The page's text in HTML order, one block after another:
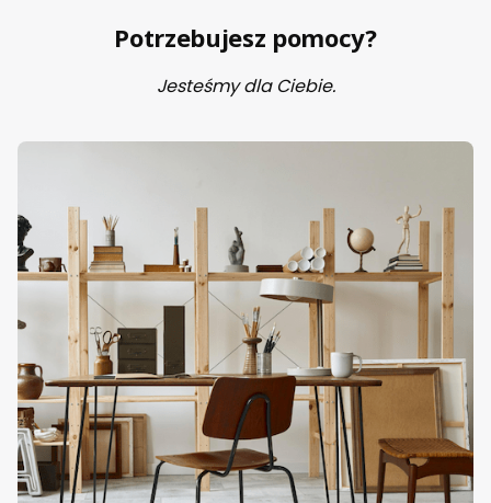
Potrzebujesz pomocy?
Jesteśmy dla Ciebie.